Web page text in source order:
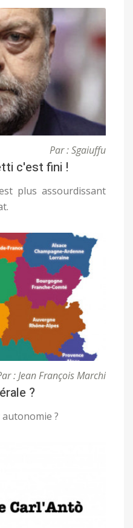
Par : Sgaiuffu
c'est fini !
plus assourdissant
: Jean François Marchi
?
?